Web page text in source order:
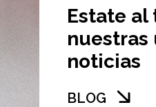
Estate al
nuestras
noticias
BLOG